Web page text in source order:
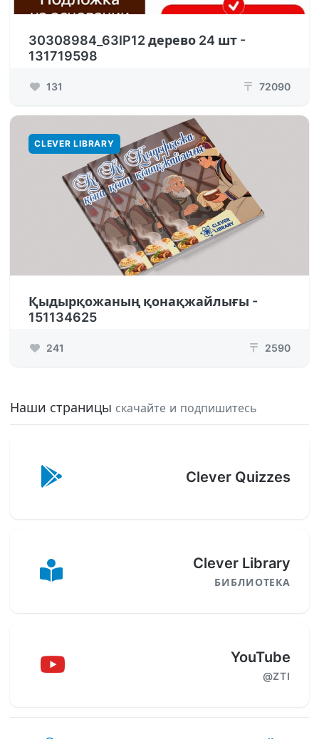
30308984_63IP12 дерево 24 шт -
131719598
131 ₸ 72090
CLEVER LIBRARY
Қыдырқожаның қонақжайлығы -
151134625
241 ₸ 2590
Наши страницы скачайте и подпишитесь
Clever Quizzes
Clever Library
БИБЛИОТЕКА
YouTube
@ZTI